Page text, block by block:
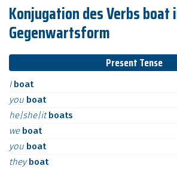
Konjugation des Verbs boat
Gegenwartsform
Present Tense
I boat
you boat
he|she|itboats
we boat
you boat
theyboat